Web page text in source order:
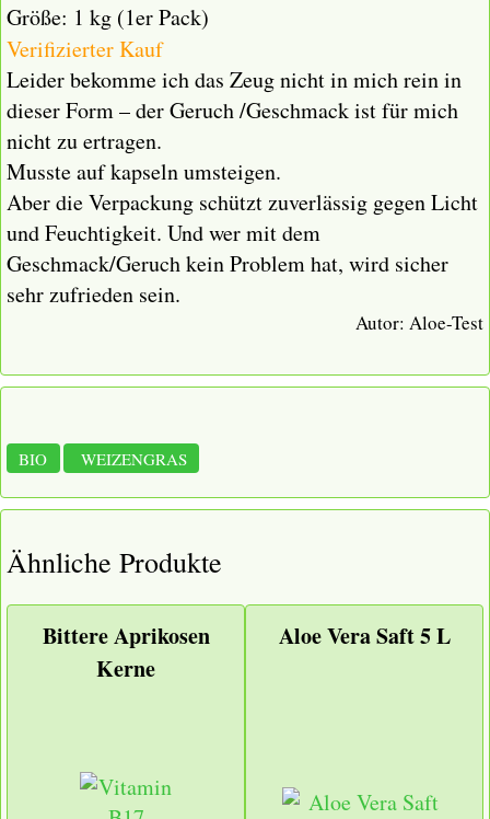
Größe: 1 kg (1er Pack)
Verifizierter Kauf
Leider bekomme ich das Zeug nicht in mich rein in
dieser Form – der Geruch /Geschmack ist für mich
nicht zu ertragen.
Musste auf kapseln umsteigen.
Aber die Verpackung schützt zuverlässig gegen Licht
und Feuchtigkeit. Und wer mit dem
Geschmack/Geruch kein Problem hat, wird sicher
sehr zufrieden sein.
Autor: Aloe-Test
BIO WEIZENGRAS
Ähnliche Produkte
Bittere Aprikosen
Kerne
Aloe Vera Saft 5 L